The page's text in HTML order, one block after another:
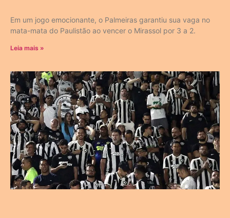
Em um jogo emocionante, o Palmeiras garantiu sua vaga no
mata-mata do Paulistão ao vencer o Mirassol por 3 a 2.
Leia mais »